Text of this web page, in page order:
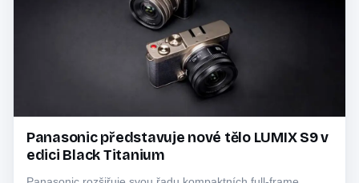
Panasonic představuje nové tělo LUMIX S9 v
edici Black Titanium